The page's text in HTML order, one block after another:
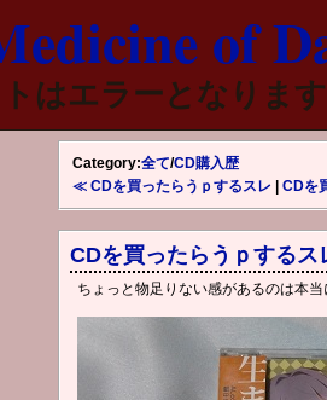
of
はエラーとなりま
Category:全て/CD購入歴
≪ CDを買ったらうｐするスレ
CDを
CDを買ったらうｐするス
ちょっと物足りない感があるのは本